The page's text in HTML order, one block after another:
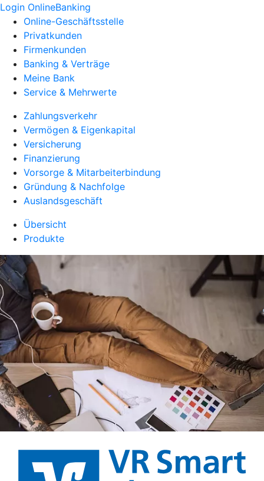
Login OnlineBanking
Online-Geschäftsstelle
Privatkunden
Firmenkunden
Banking & Verträge
Meine Bank
Service & Mehrwerte
Zahlungsverkehr
Vermögen & Eigenkapital
Versicherung
Finanzierung
Vorsorge & Mitarbeiterbindung
Gründung & Nachfolge
Auslandsgeschäft
Übersicht
Produkte